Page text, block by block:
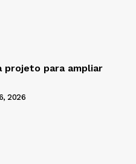
projeto para ampliar
2026